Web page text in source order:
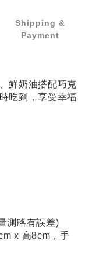
Shipping &
Payment
鮮奶油搭配巧克
吃到，享受幸福
測略有誤差)
x 高8cm，手